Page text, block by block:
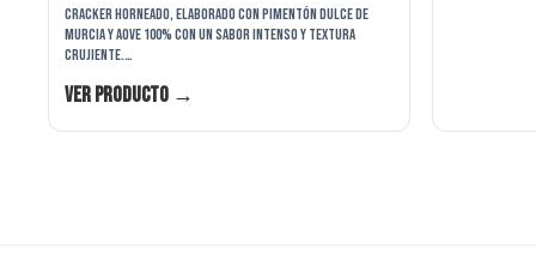
Cracker horneado, elaborado con pimentón dulce de
Murcia y AOVE 100% con un sabor intenso y textura
crujiente.…
Ver producto →